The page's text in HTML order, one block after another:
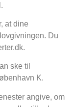
at dine
Du
ske til
K.
angive, om